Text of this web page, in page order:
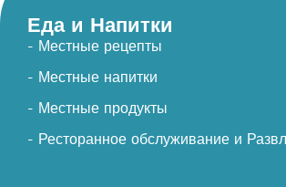
Еда и Напитки
- Местные рецепты
- Местные напитки
- Местные продукты
- Ресторанное обслуживание и